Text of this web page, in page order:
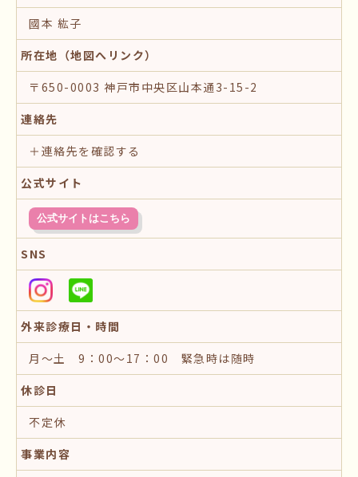
國本 紘子
所在地（地図へリンク）
〒650-0003 神戸市中央区山本通3-15-2
連絡先
＋連絡先を確認する
公式サイト
公式サイトはこちら
SNS
外来診療日・時間
月～土 9：00～17：00 緊急時は随時
休診日
不定休
事業内容